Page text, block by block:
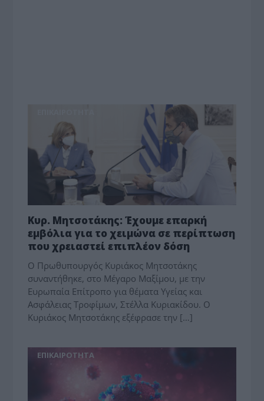
Κυρ. Μητσοτάκης: Έχουμε επαρκή
εμβόλια για το χειμώνα σε περίπτωση
που χρειαστεί επιπλέον δόση
Ο Πρωθυπουργός Κυριάκος Μητσοτάκης
συναντήθηκε, στο Μέγαρο Μαξίμου, με την
Ευρωπαία Επίτροπο για θέματα Υγείας και
Ασφάλειας Τροφίμων, Στέλλα Κυριακίδου. Ο
Κυριάκος Μητσοτάκης εξέφρασε την […]
ΕΠΙΚΑΙΡΟΤΗΤΑ